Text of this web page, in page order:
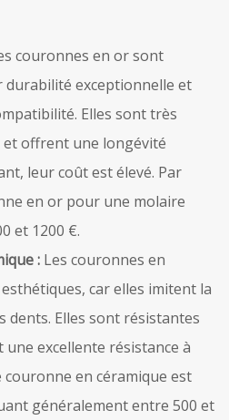
couronnes en or sont
exceptionnelle et
Elles sont très
et offrent une longévité
leur coût est élevé. Par
en or pour une molaire
et 1200 €.
: Les couronnes en
car elles imitent la
dents. Elles sont résistantes
excellente résistance à
couronne en céramique est
généralement entre 500 et